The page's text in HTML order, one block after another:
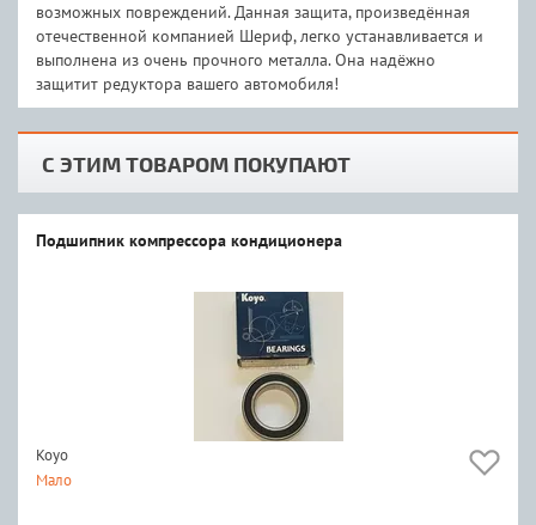
возможных повреждений. Данная защита, произведённая
отечественной компанией Шериф, легко устанавливается и
выполнена из очень прочного металла. Она надёжно
защитит редуктора вашего автомобиля!
С ЭТИМ ТОВАРОМ ПОКУПАЮТ
Подшипник компрессора кондиционера
Koyo
Мало